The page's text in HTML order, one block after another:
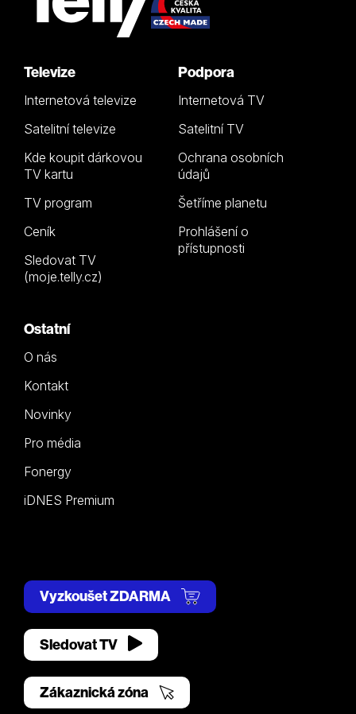
Televize
Internetová televize
Satelitní televize
Kde koupit dárkovou
TV kartu
TV program
Ceník
Sledovat TV
(moje.telly.cz)
Podpora
Internetová TV
Satelitní TV
Ochrana osobních
údajů
Šetříme planetu
Prohlášení o
přístupnosti
Ostatní
O nás
Kontakt
Novinky
Pro média
Fonergy
iDNES Premium
Vyzkoušet ZDARMA
Sledovat TV
Zákaznická zóna